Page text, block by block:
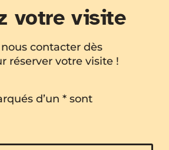
votre visite
nous contacter dès
réserver votre visite !
d’un * sont